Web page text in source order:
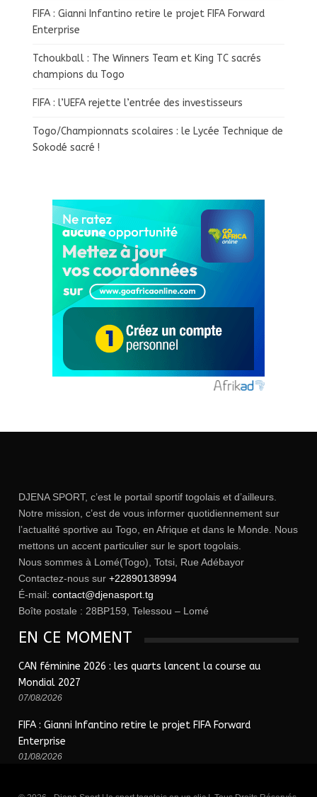
FIFA : Gianni Infantino retire le projet FIFA Forward
Enterprise
Tchoukball : The Winners Team et King TC sacrés
champions du Togo
FIFA : l’UEFA rejette l’entrée des investisseurs
Togo/Championnats scolaires : le Lycée Technique de
Sokodé sacré !
DJENA SPORT, c’est le portail sportif togolais et d’ailleurs.
Notre mission, c’est de vous informer quotidiennement sur
l’actualité sportive au Togo, en Afrique et dans le Monde. Nous
mettons un accent particulier sur le sport togolais.
Nous sommes à Lomé(Togo), Totsi, Rue Adébayor
Contactez-nous sur +22890138994
É-mail: contact@djenasport.tg
Boîte postale : 28BP159, Telessou – Lomé
EN CE MOMENT
CAN féminine 2026 : les quarts lancent la course au
Mondial 2027
07/08/2026
FIFA : Gianni Infantino retire le projet FIFA Forward
Enterprise
01/08/2026